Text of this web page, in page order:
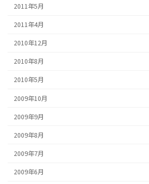
2011年5月
2011年4月
2010年12月
2010年8月
2010年5月
2009年10月
2009年9月
2009年8月
2009年7月
2009年6月